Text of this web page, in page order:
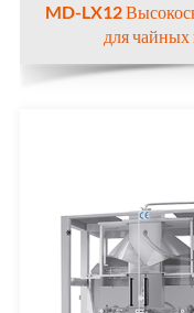
MD-LX12
для чайных